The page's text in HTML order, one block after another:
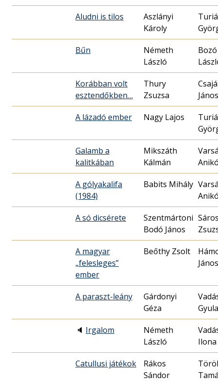
Aludni is tilos
Aszlányi
Károly
Bűn
Németh
László
Bozó
Korábban volt
esztendőkben…
Thury
Zsuzsa
János
A lázadó ember Nagy Lajos
Galamb a
kalitkában
Mikszáth
Kálmán
A gólyakalifa
(1984)
Babits Mihály
A só dicsérete
Szentmártoni
Bodó János
A magyar
„felesleges”
ember
Beőthy Zsolt
János
A paraszt-leány
Gárdonyi
Géza
Gyula
🔈 Irgalom
Németh
László
Ilona
Catullusi játékok
Rákos
Sándor